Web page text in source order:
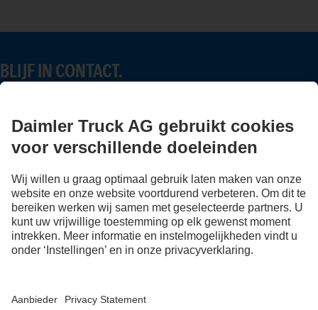
BLIJF IN CONTACT.
FOLLOW THE ROADSTARS.
Deel nu uw ervaringen met andere truckers.